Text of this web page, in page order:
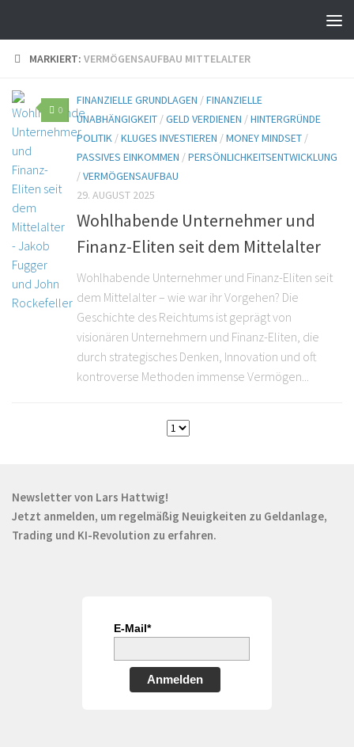
MARKIERT: VERMÖGENSAUFBAU MITTELALTER
0
FINANZIELLE GRUNDLAGEN /FINANZIELLE
UNABHÄNGIGKEIT /GELD VERDIENEN /HINTERGRÜNDE
POLITIK /KLUGES INVESTIEREN /MONEY MINDSET /
PASSIVES EINKOMMEN /PERSÖNLICHKEITSENTWICKLUNG
/VERMÖGENSAUFBAU
29. AUGUST 2025
Wohlhabende Unternehmer und
Finanz-Eliten seit dem Mittelalter
Wohlhabende Unternehmer und Finanz-Eliten seit
dem Mittelalter – wie war ihr Vorgehen? Die
Geschichte des Reichtums ist geprägt von
visionären Unternehmern und Finanz-Eliten, die
durch strategisches Denken, Innovation und oft
kontroverse Methoden immense Vermögen...
Newsletter von Lars Hattwig!
Jetzt anmelden, um regelmäßig Neuigkeiten zu Geldanlage,
Trading und KI-Revolution zu erfahren.
E-Mail*
Anmelden